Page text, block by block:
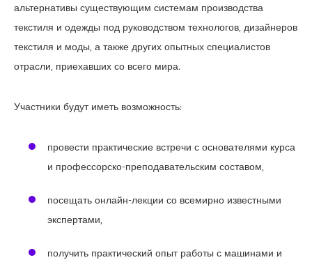
альтернативы существующим системам производства
текстиля и одежды под руководством технологов, дизайнеров
текстиля и моды, а также других опытных специалистов
отрасли, приехавших со всего мира.
Участники будут иметь возможность:
провести практические встречи с основателями курса
и профессорско-преподавательским составом,
посещать онлайн-лекции со всемирно известными
экспертами,
получить практический опыт работы с машинами и